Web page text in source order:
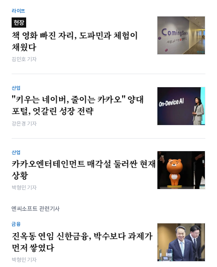
라이프
현장
책 영화 빠진 자리, 도파민과 체험이
채웠다
김민호 기자
산업
"키우는 네이버, 줄이는 카카오" 양대
포털, 엇갈린 성장 전략
강은경 기자
산업
카카오엔터테인먼트 매각설 둘러싼 현재
상황
박형민 기자
엔씨소프트 관련기사
금융
진옥동 연임 신한금융, 박수보다 과제가
먼저 쌓였다
박형민 기자